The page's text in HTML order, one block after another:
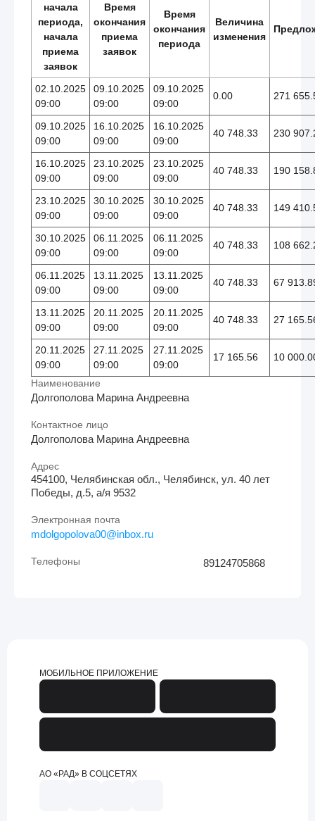
начала
периода,
начала
приема
заявок
Время
окончания
приема
заявок
Время
окончания
периода
Величина
изменения
02.10.2025
09:00
09.10.2025
09:00
09.10.2025
09:00
0.00 271
09.10.2025
09:00
16.10.2025
09:00
16.10.2025
09:00
40 748.33 230
16.10.2025
09:00
23.10.2025
09:00
23.10.2025
09:00
40 748.33 190
23.10.2025
09:00
30.10.2025
09:00
30.10.2025
09:00
40 748.33 149
30.10.2025
09:00
06.11.2025
09:00
06.11.2025
09:00
40 748.33 108
06.11.2025
09:00
13.11.2025
09:00
13.11.2025
09:00
40 748.33 67
13.11.2025
09:00
20.11.2025
09:00
20.11.2025
09:00
40 748.33 27
20.11.2025
09:00
27.11.2025
09:00
27.11.2025
09:00
17 165.56 10
Наименование
Долгополова Марина Андреевна
Контактное лицо
Долгополова Марина Андреевна
Адрес
454100, Челябинская обл., Челябинск, ул. 40 лет
Победы, д.5, а/я 9532
Электронная почта
mdolgopolova00@inbox.ru
Телефоны 89124705868
МОБИЛЬНОЕ ПРИЛОЖЕНИЕ
АО «РАД» В СОЦСЕТЯХ